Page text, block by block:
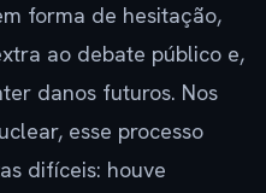
forma de hesitação,
ao debate público e,
danos futuros. Nos
esse processo
difíceis: houve